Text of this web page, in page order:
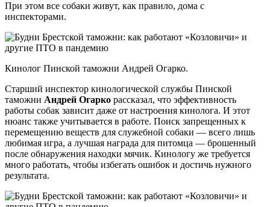
При этом все собаки живут, как правило, дома с
инспекторами.
Кинолог Пинской таможни Андрей Огарко.
Старший инспектор кинологической службы Пинской
таможни Андрей Огарко рассказал, что эффективность
работы собак зависит даже от настроения кинолога. И этот
нюанс также учитывается в работе. Поиск запрещенных к
перемещению веществ для служебной собаки — всего лишь
любимая игра, а лучшая награда для питомца — брошенный
после обнаружения находки мячик. Кинологу же требуется
много работать, чтобы избегать ошибок и достичь нужного
результата.